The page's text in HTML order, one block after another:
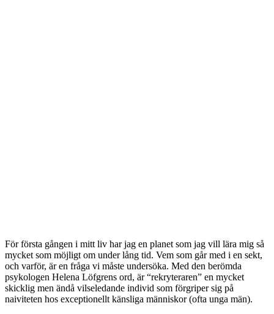
För första gången i mitt liv har jag en planet som jag vill lära mig så
mycket som möjligt om under lång tid. Vem som går med i en sekt,
och varför, är en fråga vi måste undersöka. Med den berömda
psykologen Helena Löfgrens ord, är “rekryteraren” en mycket
skicklig men ändå vilseledande individ som förgriper sig på
naiviteten hos exceptionellt känsliga människor (ofta unga män).